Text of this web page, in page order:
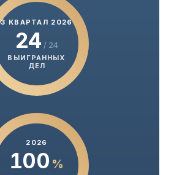
3 КВАРТАЛ 2026
24 / 24
ВЫИГРАННЫХ
ДЕЛ
2026
100 %